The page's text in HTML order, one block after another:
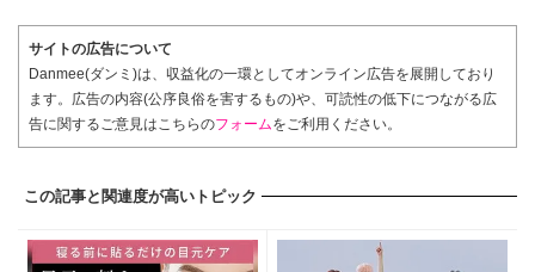
サイトの広告について
Danmee(ダンミ)は、収益化の一環としてオンライン広告を展開しており
ます。広告の内容(公序良俗を害するもの)や、可読性の低下につながる広
告に関するご意見はこちらのフォームをご利用ください。
この記事と関連度が高いトピック